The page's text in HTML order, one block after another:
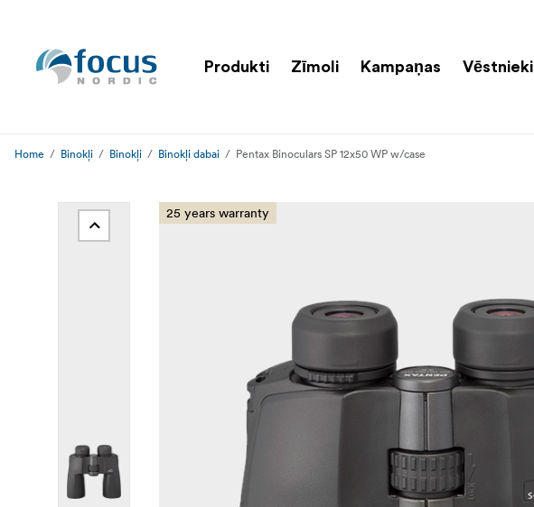
Produkti Zīmoli Kampaņas Vēstnieki
Home Binokļi Binokļi Binokļi dabai Pentax Binoculars SP 12x50 WP w/case
25 years warranty